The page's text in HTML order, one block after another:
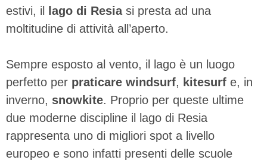
estivi, il lago di Resiasi presta ad una
moltitudine di attività all’aperto.
Sempre esposto al vento, il lago è un luogo
perfetto per praticare windsurf, kitesurf e, in
inverno, snowkite. Proprio per queste ultime
due moderne discipline il lago di Resia
rappresenta uno di migliori spot a livello
europeo e sono infatti presenti delle scuole